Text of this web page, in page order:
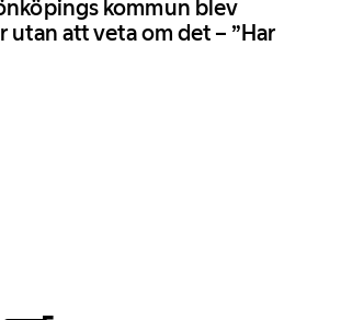
kommun blev
utan att veta om det – ”Har